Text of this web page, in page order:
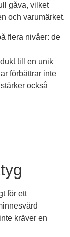
gåva, vilket
och varumärket.
flera nivåer: de
till en unik
förbättrar inte
också
för ett
kräver en